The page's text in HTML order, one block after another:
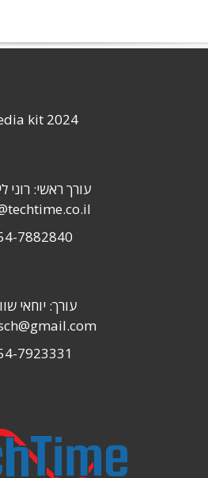
kit 2024
עורך ראשי: רוני
7882840
עורך: יוחאי
7923331